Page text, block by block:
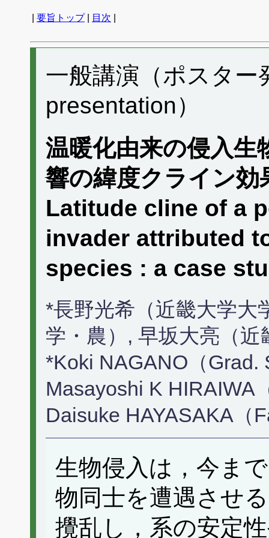
要旨トップ| 目次
一般講演（ポスタ
presentation）
温暖化由来の侵入生
響の緯度クライン
Latitude cline of a
invader attributed
species : a case
*長野光希（近畿大学大
学・農）, 早坂大亮（近
*Koki NAGANO（Grad.
Masayoshi K HIRAIWA
Daisuke HAYASAKA（
生物侵入は，今ま
物同士を遭遇させ
攪乱し，系の安定